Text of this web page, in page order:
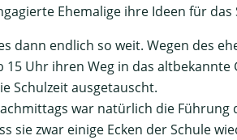
Ehemalige ihre Ideen für
dann endlich so weit. Wegen des
15 Uhr ihren Weg in das
Schulzeit ausgetauscht.
war natürlich die
sie zwar einige Ecken der Schule